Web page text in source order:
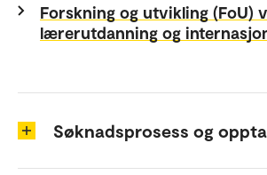
Forskning og utvikling (FoU)
lærerutdanning og
Søknadsprosess og